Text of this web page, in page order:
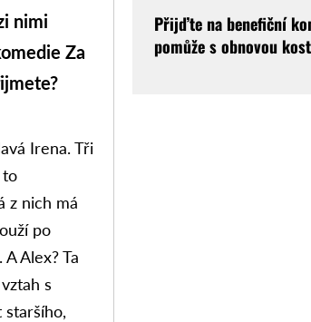
nimi
Za
Irena. Tři
to
z nich má
po
Alex? Ta
s
staršího,
Přijďte na benefiční
pomůže s obnovou